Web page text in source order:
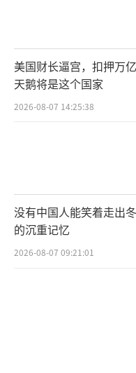
美国财长逼宫，扣押万
天鹅将是这个国家
2026-08-07 14:25:38
没有中国人能笑着走出
的沉重记忆
2026-08-07 09:21:01